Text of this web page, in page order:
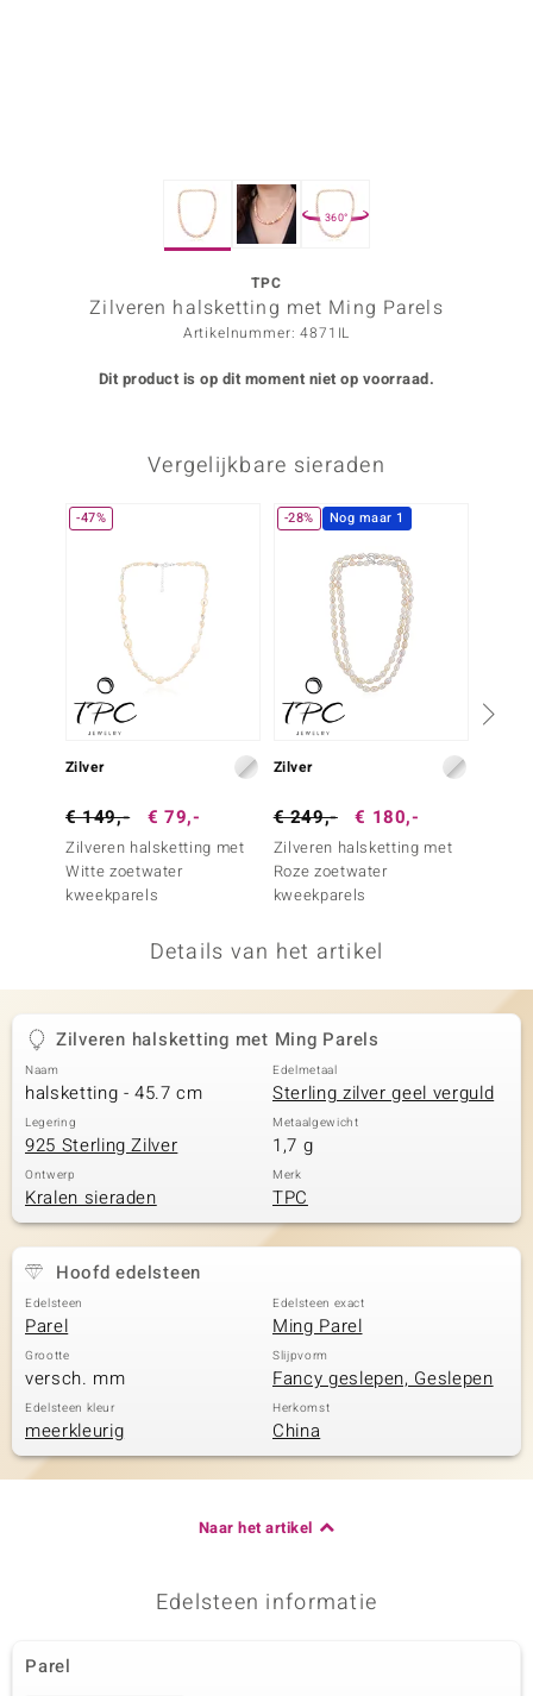
Collection
360°
TPC
Zilveren halsketting met Ming Parels
Artikelnummer: 4871IL
Dit product is op dit moment niet op voorraad.
Vergelijkbare sieraden
-47%
Zilver
€ 149,- € 79,-
Zilveren halsketting met
Witte zoetwater
kweekparels
-28% Nog maar 1
Zilver
€ 249,- € 180,-
Zilveren halsketting met
Roze zoetwater
kweekparels
Details van het artikel
Zilveren halsketting met Ming Parels
Naam
halsketting - 45.7 cm
Edelmetaal
Sterling zilver geel verguld
Legering
925 Sterling Zilver
Metaalgewicht
1,7 g
Ontwerp
Kralen sieraden
Merk
TPC
Hoofd edelsteen
Edelsteen
Parel
Edelsteen exact
Ming Parel
Grootte
versch. mm
Slijpvorm
Fancy geslepen, Geslepen
Edelsteen kleur
meerkleurig
Herkomst
China
Naar het artikel
Edelsteen informatie
Parel